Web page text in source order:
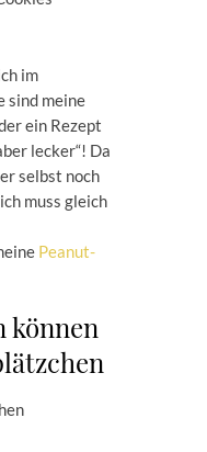
im
sind meine
ein Rezept
lecker“! Da
selbst noch
muss gleich
Peanut-
können